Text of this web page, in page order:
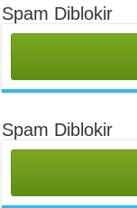
Spam Diblokir
Spam Diblokir